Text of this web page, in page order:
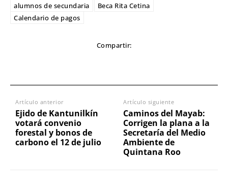
alumnos de secundaria
Beca Rita Cetina
Calendario de pagos
Compartir:
Artículo anterior
Ejido de Kantunilkín
votará convenio
forestal y bonos de
carbono el 12 de julio
Artículo siguiente
Caminos del Mayab:
Corrigen la plana a la
Secretaría del Medio
Ambiente de
Quintana Roo